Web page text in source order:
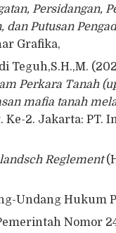
Persidangan,
dan Putusan
Grafika,
Teguh,S.H.,M.
Perkara Tanah
mafia tanah
Ke-2. Jakarta: PT.
Reglement
Undang Hukum
Nomor